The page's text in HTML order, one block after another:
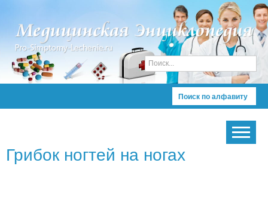
Поиск по алфавиту
Грибок ногтей на ногах